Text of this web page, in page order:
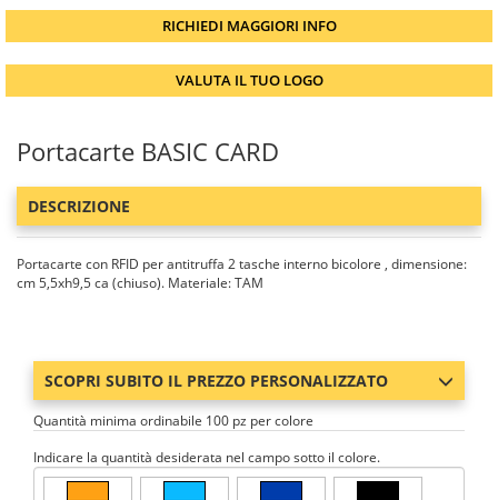
RICHIEDI MAGGIORI INFO
VALUTA IL TUO LOGO
Portacarte BASIC CARD
DESCRIZIONE
Portacarte con RFID per antitruffa 2 tasche interno bicolore , dimensione:
cm 5,5xh9,5 ca (chiuso). Materiale: TAM
SCOPRI SUBITO IL PREZZO PERSONALIZZATO
Quantità minima ordinabile 100 pz per colore
Indicare la quantità desiderata nel campo sotto il colore.